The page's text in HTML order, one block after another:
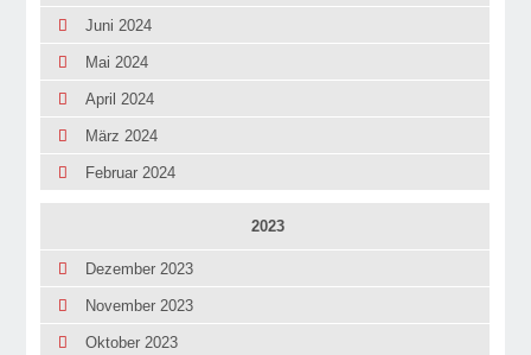
Juni 2024
Mai 2024
April 2024
März 2024
Februar 2024
2023
Dezember 2023
November 2023
Oktober 2023